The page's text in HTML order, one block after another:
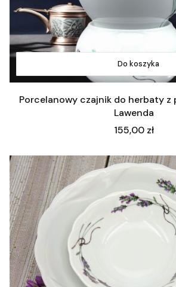
Do koszyka
Porcelanowy czajnik do herbaty z
Lawenda
Cena
155,00 zł